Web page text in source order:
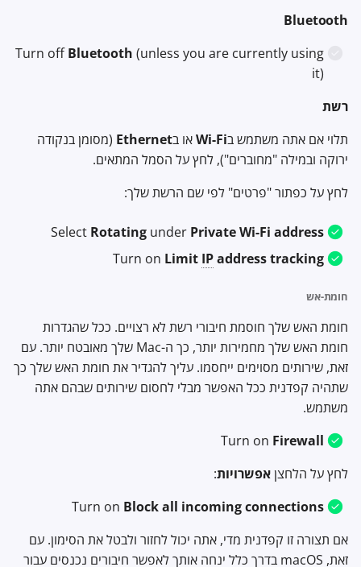
Bluetooth
Turn offBluetooth (unless you are currently using
it)
רשת
תלוי אם אתה משתמש בWi-Fiאו בEthernet (מסומן בנקודה
ירוקה ובמילה "מחוברים"), לחץ על הסמל המתאים.
לחץ על כפתור "פרטים" לפי שם הרשת שלך:
Select Rotating under Private Wi-Fi address
Turn on Limit IPaddress tracking
חומת-אש
חומת האש שלך חוסמת חיבורי רשת לא רצויים. ככל שהגדרות
חומת האש שלך מחמירות יותר, כך ה-Mac שלך מאובטח יותר. עם
זאת, שירותים מסוימים ייחסמו. עליך להגדיר את חומת האש שלך כך
שתהיה קפדנית ככל האפשר מבלי לחסום שירותים שבהם אתה
משתמש.
Turn on Firewall
לחץ על הלחצן אפשרויות:
Turn on Block all incoming connections
אם תצורה זו קפדנית מדי, אתה יכול לחזור ולבטל את הסימון. עם
זאת, macOS בדרך כלל ינחה אותך לאפשר חיבורים נכנסים עבור